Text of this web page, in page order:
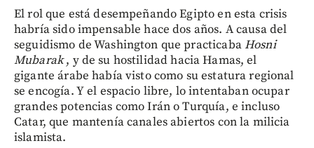
El rol que está desempeñando Egipto en esta crisis
habría sido impensable hace dos años. A causa del
seguidismo de Washington que practicabaHosni
Mubarak, y de su hostilidad hacia Hamas, el
gigante árabe había visto como su estatura regional
se encogía. Y el espacio libre, lo intentaban ocupar
grandes potencias como Irán o Turquía, e incluso
Catar, que mantenía canales abiertos con la milicia
islamista.